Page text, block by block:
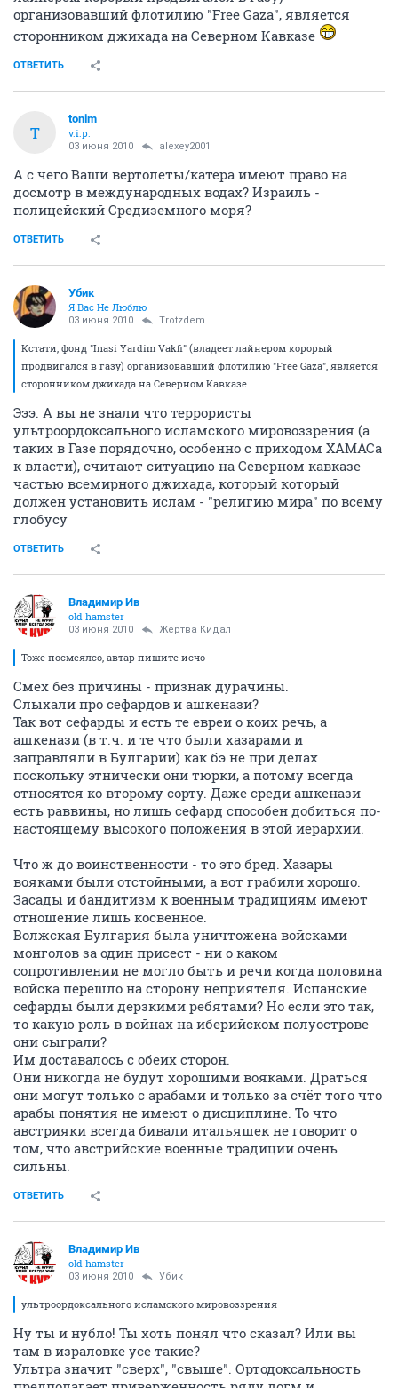
организовавший флотилию "Free Gaza", является
сторонником джихада на Северном Кавказе
ОТВЕТИТЬ
T
tonim
v.i.p.
03 июня 2010 alexey2001
А с чего Ваши вертолеты/катера имеют право на
досмотр в международных водах? Израиль -
полицейский Средиземного моря?
ОТВЕТИТЬ
Убик
Я Вас Не Люблю
03 июня 2010 Trotzdem
Кстати, фонд "Inasi Yardim Vakfi" (владеет лайнером корорый
продвигался в газу) организовавший флотилию "Free Gaza", является
сторонником джихада на Северном Кавказе
Эээ. А вы не знали что террористы
ультроордоксального исламского мировоззрения (а
таких в Газе порядочно, особенно с приходом ХАМАСа
к власти), считают ситуацию на Северном кавказе
частью всемирного джихада, который который
должен установить ислам - "религию мира" по всему
глобусу
ОТВЕТИТЬ
Владимир Ив
old hamster
03 июня 2010 Жертва Кидал
Тоже посмеялсо, автар пишите исчо
Смех без причины - признак дурачины.
Слыхали про сефардов и ашкенази?
Так вот сефарды и есть те евреи о коих речь, а
ашкенази (в т.ч. и те что были хазарами и
заправляли в Булгарии) как бэ не при делах
поскольку этнически они тюрки, а потому всегда
относятся ко второму сорту. Даже среди ашкенази
есть раввины, но лишь сефард способен добиться по-
настоящему высокого положения в этой иерархии.
Что ж до воинственности - то это бред. Хазары
вояками были отстойными, а вот грабили хорошо.
Засады и бандитизм к военным традициям имеют
отношение лишь косвенное.
Волжская Булгария была уничтожена войсками
монголов за один присест - ни о каком
сопротивлении не могло быть и речи когда половина
войска перешло на сторону неприятеля. Испанские
сефарды были дерзкими ребятами? Но если это так,
то какую роль в войнах на иберийском полуострове
они сыграли?
Им доставалось с обеих сторон.
Они никогда не будут хорошими вояками. Драться
они могут только с арабами и только за счёт того что
арабы понятия не имеют о дисциплине. То что
австрияки всегда бивали итальяшек не говорит о
том, что австрийские военные традиции очень
сильны.
ОТВЕТИТЬ
Владимир Ив
old hamster
03 июня 2010 Убик
ультроордоксального исламского мировоззрения
Ну ты и нубло! Ты хоть понял что сказал? Или вы
там в израловке усе такие?
Ультра значит "сверх", "свыше". Ортодоксальность